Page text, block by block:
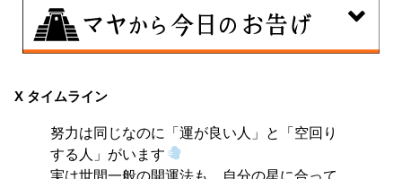
興味のある分野で、熟練を志す日。なんとなくではな
す。
X タイムライン
努力は同じなのに「運が良い人」と「空回り
する人」がいます
実は世間一般の開運法も、自分の星に合って